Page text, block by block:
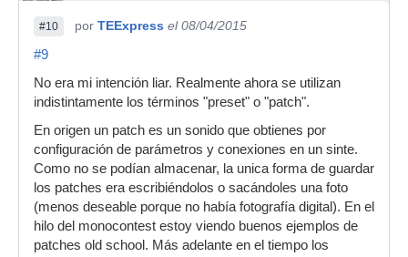
#10 por TEExpress el 08/04/2015
#9
No era mi intención liar. Realmente ahora se utilizan
indistintamente los términos "preset" o "patch".
En origen un patch es un sonido que obtienes por
configuración de parámetros y conexiones en un sinte.
Como no se podían almacenar, la unica forma de guardar
los patches era escribiéndolos o sacándoles una foto
(menos deseable porque no había fotografía digital). En el
hilo del monocontest estoy viendo buenos ejemplos de
patches old school. Más adelante en el tiempo los